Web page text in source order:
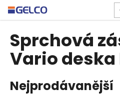
Přejít
na
obsah
Sprchová
Vario deska
Nejprodávanější
o
C
o
p
o